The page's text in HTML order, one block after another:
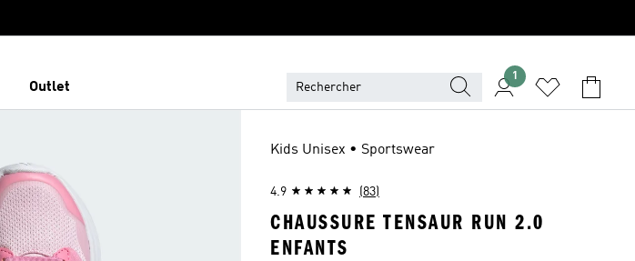
Outlet
1
Kids Unisex • Sportswear
4.9 (83)
CHAUSSURE TENSAUR RUN 2.0
ENFANTS